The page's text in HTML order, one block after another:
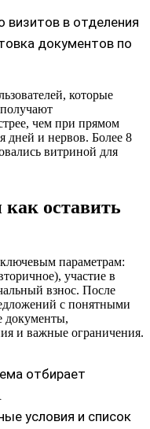
визитов в отделения
документов по
которые
чем при прямом
дней и нервов. Более 8
витриной для
оставить
параметрам:
участие в
взнос. После
с понятными
документы,
и важные ограничения.
отбирает
условия и список